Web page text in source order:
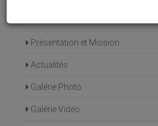
Présentation et Mission
Actualités
Galérie Photo
Galérie Vidéo